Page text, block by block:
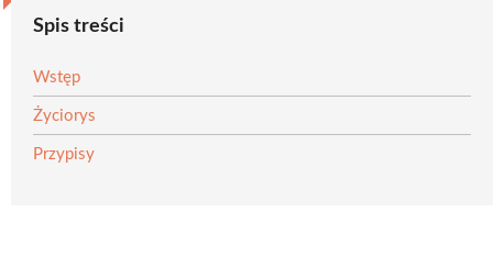
Spis treści
Wstęp
Życiorys
Przypisy